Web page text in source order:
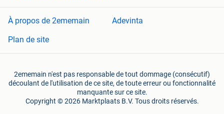
À propos de 2ememain
Adevinta
Plan de site
2ememain n'est pas responsable de tout dommage (consécutif)
découlant de l'utilisation de ce site, de toute erreur ou fonctionnalité
manquante sur ce site.
Copyright © 2026 Marktplaats B.V. Tous droits réservés.